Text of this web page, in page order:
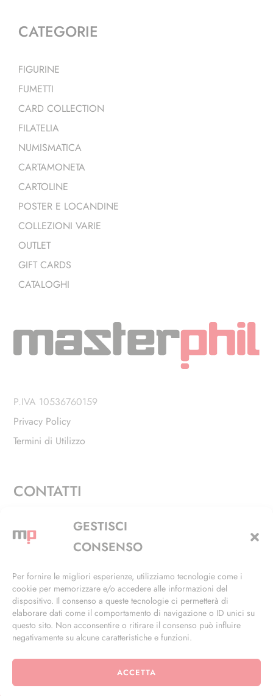
GESTISCI
CONSENSO
Per fornire le migliori esperienze, utilizziamo tecnologie come i
cookie per memorizzare e/o accedere alle informazioni del
dispositivo. Il consenso a queste tecnologie ci permetterà di
elaborare dati come il comportamento di navigazione o ID unici su
questo sito. Non acconsentire o ritirare il consenso può influire
negativamente su alcune caratteristiche e funzioni.
ACCETTA
CATEGORIE
FIGURINE
FUMETTI
CARD COLLECTION
FILATELIA
NUMISMATICA
CARTAMONETA
CARTOLINE
POSTER E LOCANDINE
COLLEZIONI VARIE
OUTLET
GIFT CARDS
CATALOGHI
P.IVA 10536760159
Privacy Policy
Termini di Utilizzo
CONTATTI
Via Alfieri, 27 - Trezzano Sul Naviglio (MI)
+39 02 4846 3155
info@masterphil.it